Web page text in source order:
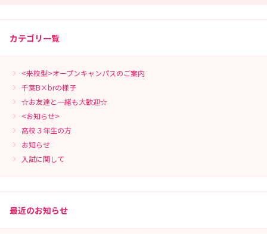
カテゴリ一覧
<来校型>オープンキャンパスのご案内
千葉B×brの様子
☆お友達と一緒も大歓迎☆
<お知らせ>
高校３年生の方
お知らせ
入試に関して
最近のお知らせ